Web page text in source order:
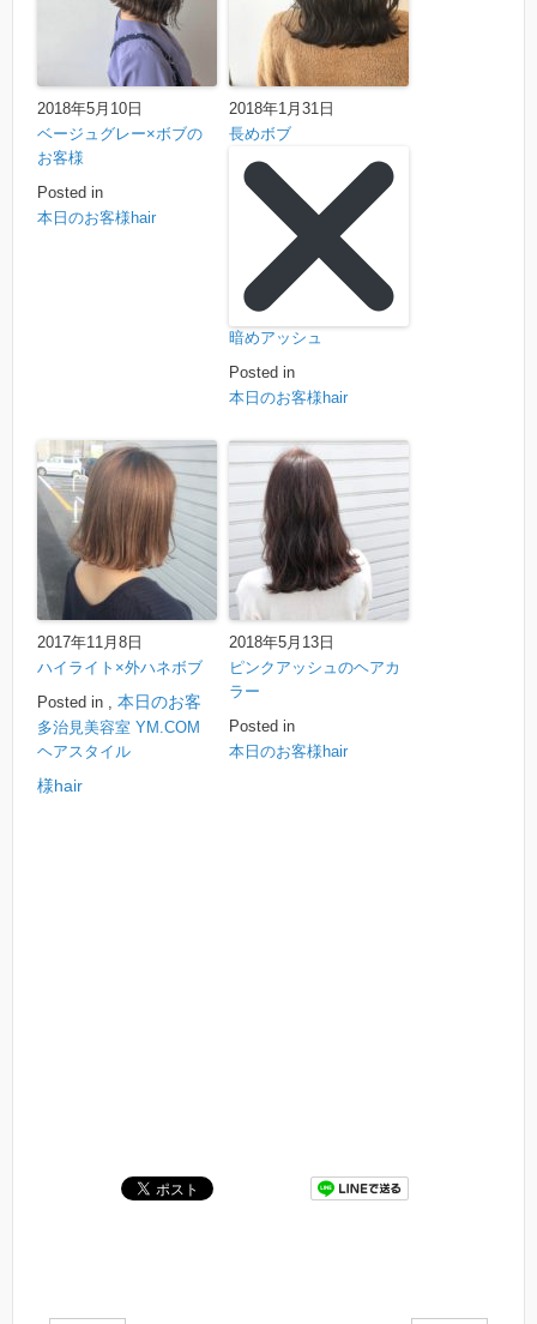
2018年5月10日
ベージュグレー×ボブの
お客様
Posted in
本日のお客様hair
2018年1月31日
長めボブ
暗めアッシュ
Posted in
本日のお客様hair
2017年11月8日
ハイライト×外ハネボブ
Posted in
多治見美容室 YM.COM
ヘアスタイル
, 本日のお客
様hair
2018年5月13日
ピンクアッシュのヘアカ
ラー
Posted in
本日のお客様hair